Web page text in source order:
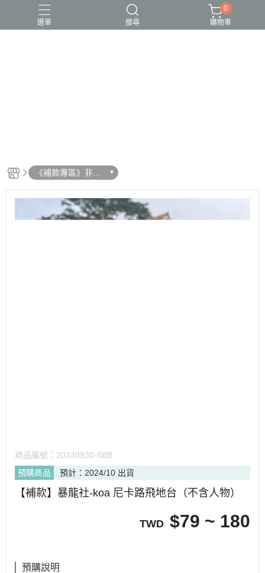
選單 搜尋
0
購物車
《補款專區》非預
購客戶請物下單
商品編號： 20240930-B8B
預購商品
預計：2024/10 出貨
【補款】暴龍社-koa 尼卡路飛地台（不含人物）
TWD $79 ~ 180
預購說明